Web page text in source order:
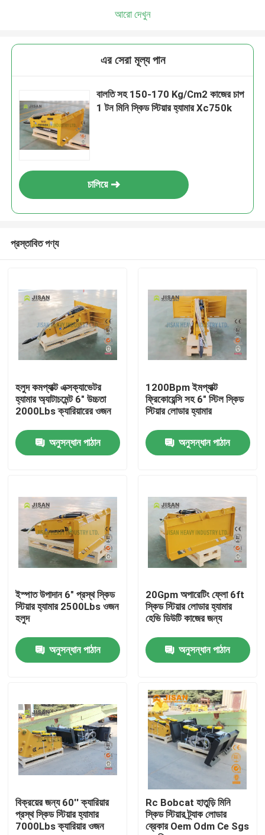
পণ্য
আমাদের সম্পর্কে
কারখানা ভ্রমণ
মান নিয়ন্ত্রণ
উদ্ধৃতির জন্য আবেদন
Company News
হাইড্রোলিক রক ব্রেকার
আরো দেখুন
এর সেরা মূল্য পান
বালতি সহ 150-170 Kg/Cm2 কাজের চাপ
1 টন মিনি স্কিড স্টিয়ার হ্যামার Xc750k
চালিয়ে
প্রস্তাবিত পণ্য
হলুদ কমপ্যাক্ট এক্সক্যাভেটর
হ্যামার অ্যাটাচমেন্ট 6" উচ্চতা
2000Lbs ক্যারিয়ারের ওজন
অনুসন্ধান পাঠান
1200Bpm ইমপ্যাক্ট
ফ্রিকোয়েন্সি সহ 6" স্টিল স্কিড
স্টিয়ার লোডার হ্যামার
অনুসন্ধান পাঠান
ইস্পাত উপাদান 6" প্রস্থ স্কিড
স্টিয়ার হ্যামার 2500Lbs ওজন
হলুদ
অনুসন্ধান পাঠান
20Gpm অপারেটিং ফ্লো 6ft
স্কিড স্টিয়ার লোডার হ্যামার
হেভি ডিউটি ​​কাজের জন্য
অনুসন্ধান পাঠান
বিক্রয়ের জন্য 60'' ক্যারিয়ার
প্রস্থ স্কিড স্টিয়ার হ্যামার
7000Lbs ক্যারিয়ার ওজন
Rc Bobcat হাতুড়ি মিনি
স্কিড স্টিয়ার ট্র্যাক লোডার
ব্রেকার Oem Odm Ce Sgs